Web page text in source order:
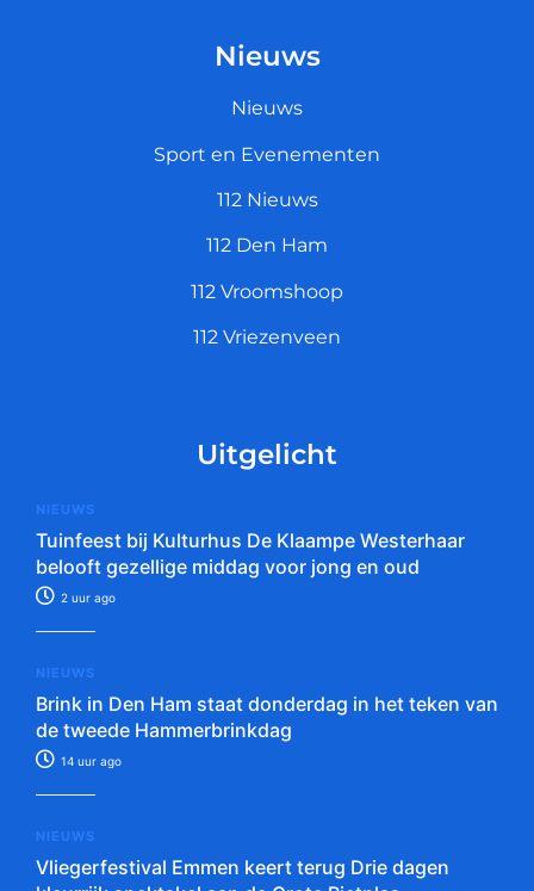
Nieuws
Nieuws
Sport en Evenementen
112 Nieuws
112 Den Ham
112 Vroomshoop
112 Vriezenveen
Uitgelicht
NIEUWS
Tuinfeest bij Kulturhus De Klaampe Westerhaar
belooft gezellige middag voor jong en oud
2 uur ago
NIEUWS
Brink in Den Ham staat donderdag in het teken van
de tweede Hammerbrinkdag
14 uur ago
NIEUWS
Vliegerfestival Emmen keert terug Drie dagen